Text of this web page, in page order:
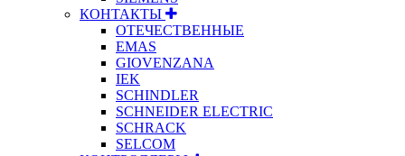
КОНТАКТЫ
ОТЕЧЕСТВЕННЫЕ
EMAS
GIOVENZANA
IEK
SCHINDLER
SCHNEIDER ELECTRIC
SCHRACK
SELCOM